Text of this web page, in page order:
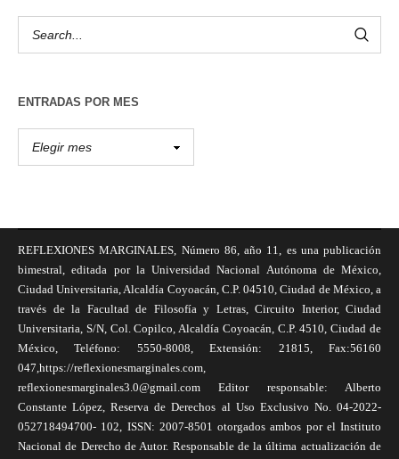
ENTRADAS POR MES
REFLEXIONES MARGINALES, Número 86, año 11, es una publicación
bimestral, editada por la Universidad Nacional Autónoma de México,
Ciudad Universitaria, Alcaldía Coyoacán, C.P. 04510, Ciudad de México, a
través de la Facultad de Filosofía y Letras, Circuito Interior, Ciudad
Universitaria, S/N, Col. Copilco, Alcaldía Coyoacán, C.P. 4510, Ciudad de
México, Teléfono: 5550-8008, Extensión: 21815, Fax:56160
047,https://reflexionesmarginales.com,
reflexionesmarginales3.0@gmail.com Editor responsable: Alberto
Constante López, Reserva de Derechos al Uso Exclusivo No. 04-2022-
052718494700- 102, ISSN: 2007-8501 otorgados ambos por el Instituto
Nacional de Derecho de Autor. Responsable de la última actualización de